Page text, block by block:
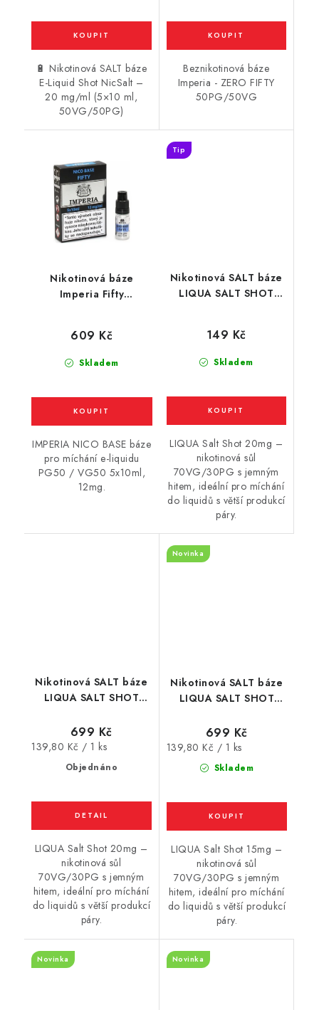
🔋 Nikotinová SALT báze
E-Liquid Shot NicSalt –
20 mg/ml (5×10 ml,
50VG/50PG)
Beznikotinová báze
Imperia - ZERO FIFTY
50PG/50VG
Nikotinová báze
Imperia Fifty
Skladem
609 Kč
IMPERIA NICO BASE báze
pro míchání e-liquidu
PG50 / VG50 5x10ml,
12mg.
Nikotinová SALT báze
LIQUA SALT SHOT
Tip
Skladem
149 Kč
LIQUA Salt Shot 20mg –
nikotinová sůl
70VG/30PG s jemným
hitem, ideální pro míchání
do liquidů s větší produkcí
páry.
Nikotinová SALT báze
LIQUA SALT SHOT
/ 20mg
Objednáno
699 Kč
Měrná
139,80 Kč / 1 ks
LIQUA Salt Shot 20mg –
nikotinová sůl
70VG/30PG s jemným
hitem, ideální pro míchání
do liquidů s větší produkcí
páry.
Nikotinová SALT báze
LIQUA SALT SHOT
/ 15mg
Novinka
Skladem
699 Kč
Měrná
139,80 Kč / 1 ks
LIQUA Salt Shot 15mg –
nikotinová sůl
70VG/30PG s jemným
hitem, ideální pro míchání
do liquidů s větší produkcí
páry.
Novinka Novinka